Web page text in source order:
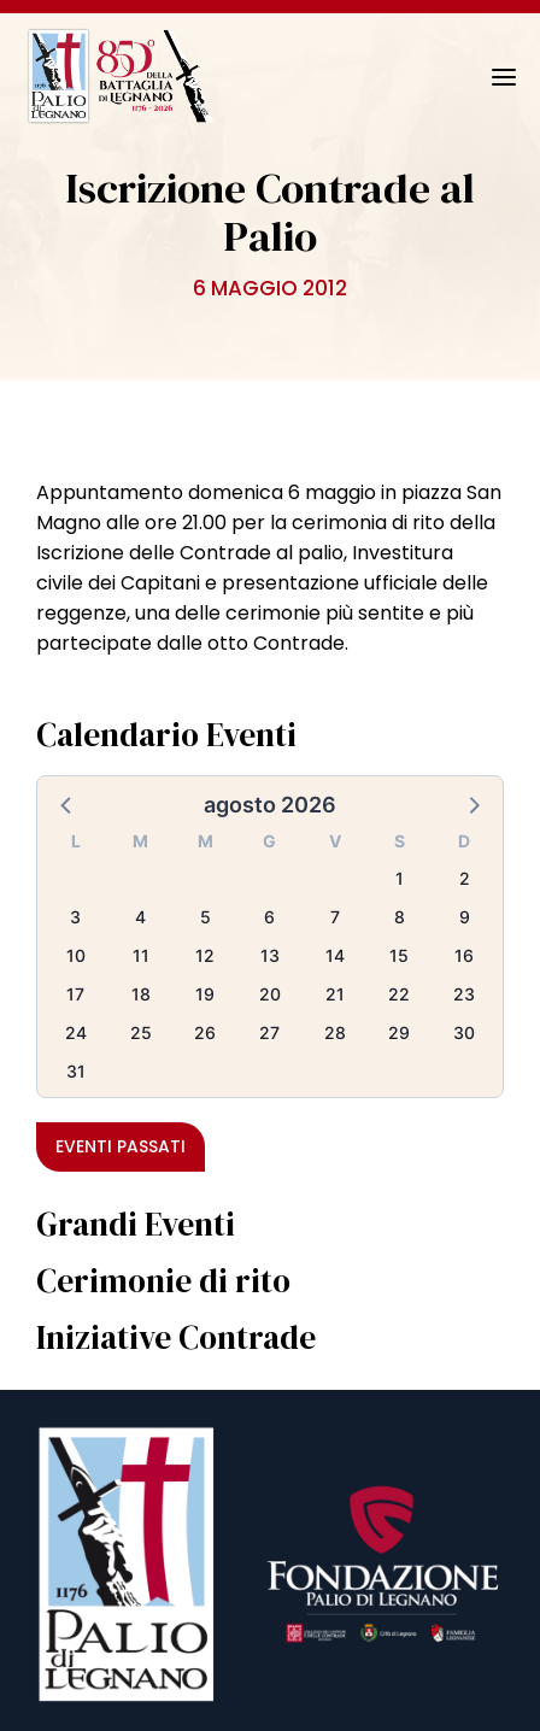
N
Iscrizione Contrade al
Palio
6 MAGGIO 2012
Appuntamento domenica 6 maggio in piazza San
Magno alle ore 21.00 per la cerimonia di rito della
Iscrizione delle Contrade al palio, Investitura
civile dei Capitani e presentazione ufficiale delle
reggenze, una delle cerimonie più sentite e più
partecipate dalle otto Contrade.
Calendario Eventi
agosto 2026
L M M G V S
D
1
2
3
4 5 6 7 8
9
10
11 12 13 14 15
16
17
18 19 20 21 22
23
24
25 26 27 28 29
30
31
EVENTI PASSATI
Grandi Eventi
Cerimonie di rito
Iniziative Contrade